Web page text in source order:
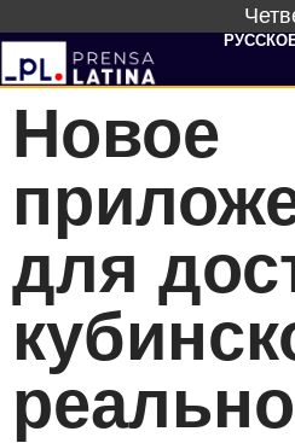
Новое
для